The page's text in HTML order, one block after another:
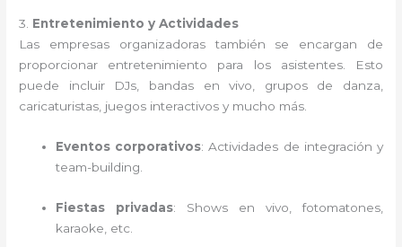
3. Entretenimiento y Actividades
Las empresas organizadoras también se encargan de
proporcionar entretenimiento para los asistentes. Esto
puede incluir DJs, bandas en vivo, grupos de danza,
caricaturistas, juegos interactivos y mucho más.
Eventos corporativos: Actividades de integración y
team-building.
Fiestas privadas: Shows en vivo, fotomatones,
karaoke, etc.